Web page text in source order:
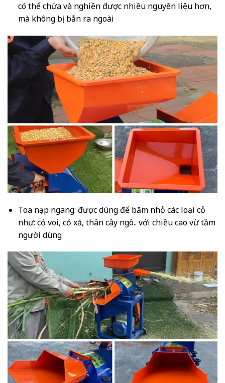
có thể chứa và nghiền được nhiều nguyên liệu hơn,
mà không bị bắn ra ngoài
Toa nạp ngang: được dùng để băm nhỏ các loại cỏ
như: cỏ voi, cỏ xả, thân cây ngô.. với chiều cao vừ tầm
người dùng